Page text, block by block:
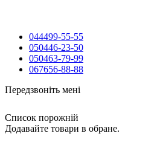
044499-55-55
050446-23-50
050463-79-99
067656-88-88
Передзвоніть мені
Список порожній
Додавайте товари в обране.